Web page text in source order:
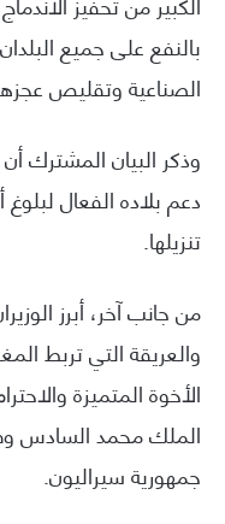
بالنفع على جميع
الصناعية وتقليص
وذكر البيان المشترك
دعم بلاده الفعال
تنزيلها.
من جانب آخر، أبرز
والعريقة التي تربط
الأخوة المتميزة
الملك محمد السادس
جمهورية سيراليون.